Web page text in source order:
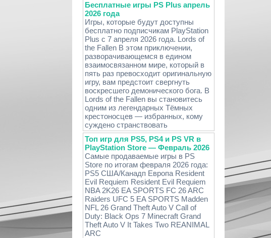
Бесплатные игры PS Plus апрель
2026 года
Игры, которые будут доступны
бесплатно подписчикам PlayStation
Plus с 7 апреля 2026 года. Lords of
the Fallen В этом приключении,
разворачивающемся в едином
взаимосвязанном мире, который в
пять раз превосходит оригинальную
игру, вам предстоит свергнуть
воскресшего демонического бога. В
Lords of the Fallen вы становитесь
одним из легендарных Тёмных
крестоносцев — избранных, кому
суждено странствовать
Топ игр для PS5, PS4 и PS VR в
PlayStation Store — Февраль 2026
Самые продаваемые игры в PS
Store по итогам февраля 2026 года:
PS5 США/Канадп Европа Resident
Evil Requiem Resident Evil Requiem
NBA 2K26 EA SPORTS FC 26 ARC
Raiders UFC 5 EA SPORTS Madden
NFL 26 Grand Theft Auto V Call of
Duty: Black Ops 7 Minecraft Grand
Theft Auto V It Takes Two REANIMAL
ARC